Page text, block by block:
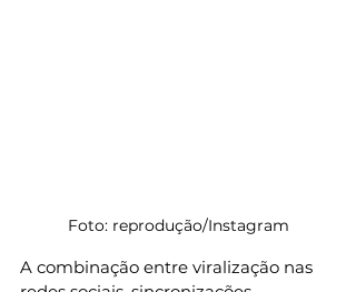
Foto: reprodução/Instagram
A combinação entre viralização nas